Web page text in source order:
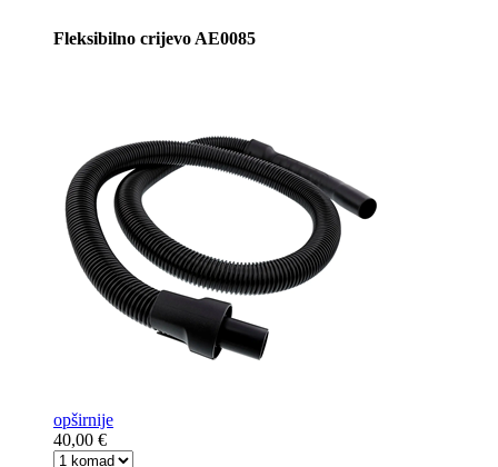
Fleksibilno crijevo AE0085
opširnije
40,00 €